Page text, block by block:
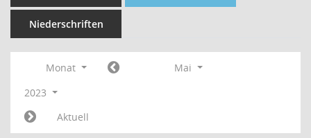
Niederschriften
Monat
Mai
2023
Aktuell